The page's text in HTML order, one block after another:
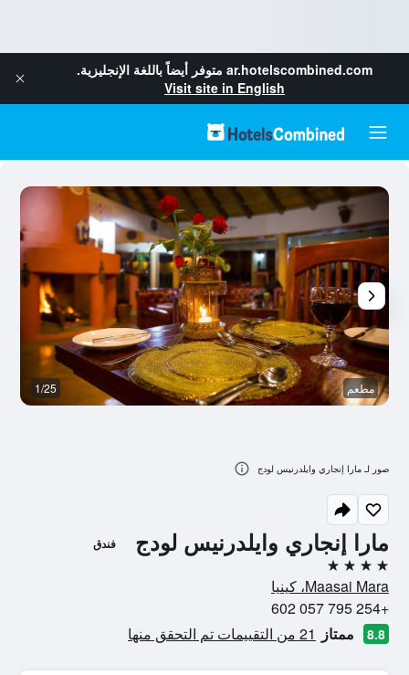
ar.hotelscombined.com متوفر أيضاً باللغة الإنجليزية.
Visit site in English
مارا إنجاري وايلدرنيس لودج فندق
4 نجوم
Maasai Mara، كينيا
+254 795 057 602
8.8 ممتاز 21 من التقييمات تم التحقق منها
مطعم 1/25
صور لـ مارا إنجاري وايلدرنيس لودج